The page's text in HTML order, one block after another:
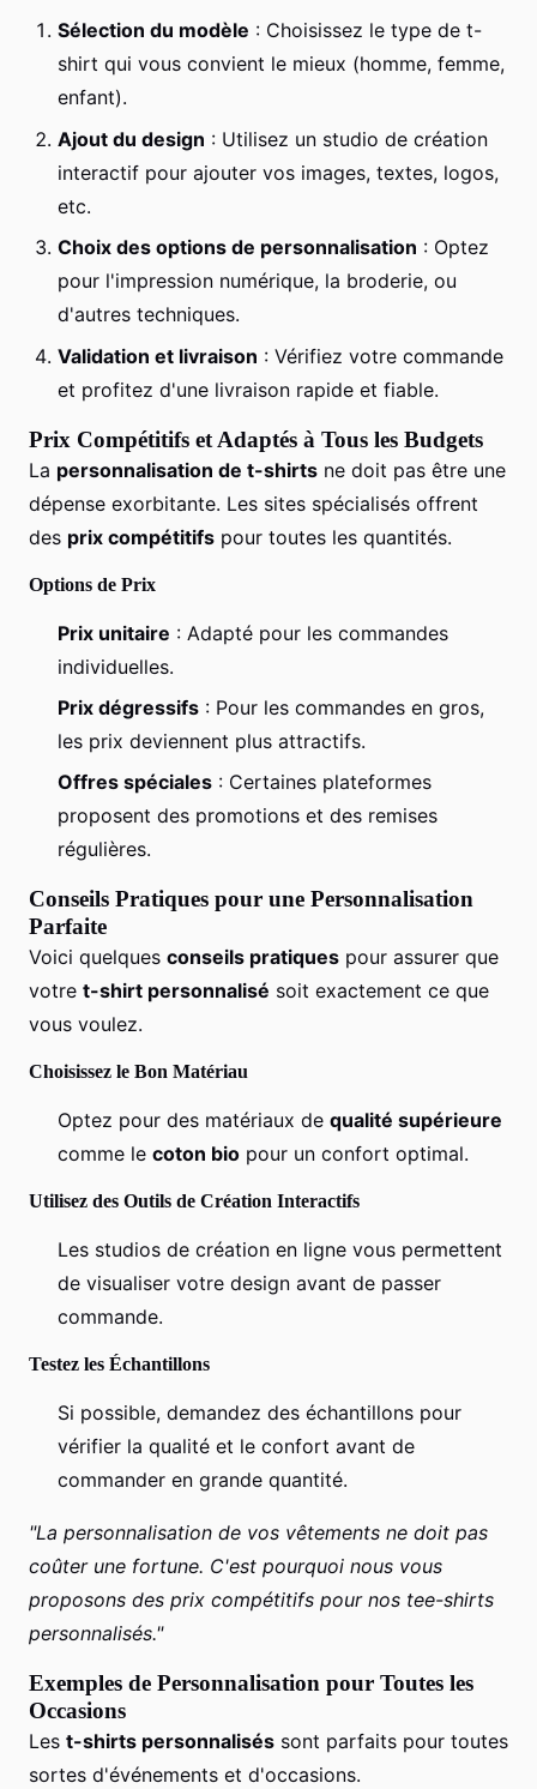
Sélection du modèle : Choisissez le type de t-
shirt qui vous convient le mieux (homme, femme,
enfant).
Ajout du design : Utilisez un studio de création
interactif pour ajouter vos images, textes, logos,
etc.
Choix des options de personnalisation : Optez
pour l'impression numérique, la broderie, ou
d'autres techniques.
Validation et livraison : Vérifiez votre commande
et profitez d'une livraison rapide et fiable.
Prix Compétitifs et Adaptés à Tous les Budgets
La personnalisation de t-shirts ne doit pas être une
dépense exorbitante. Les sites spécialisés offrent
des prix compétitifs pour toutes les quantités.
Options de Prix
Prix unitaire : Adapté pour les commandes
individuelles.
Prix dégressifs : Pour les commandes en gros,
les prix deviennent plus attractifs.
Offres spéciales : Certaines plateformes
proposent des promotions et des remises
régulières.
Conseils Pratiques pour une Personnalisation
Parfaite
Voici quelques conseils pratiques pour assurer que
votre t-shirt personnalisé soit exactement ce que
vous voulez.
Choisissez le Bon Matériau
Optez pour des matériaux de qualité supérieure
comme le coton bio pour un confort optimal.
Utilisez des Outils de Création Interactifs
Les studios de création en ligne vous permettent
de visualiser votre design avant de passer
commande.
Testez les Échantillons
Si possible, demandez des échantillons pour
vérifier la qualité et le confort avant de
commander en grande quantité.
"La personnalisation de vos vêtements ne doit pas
coûter une fortune. C'est pourquoi nous vous
proposons des prix compétitifs pour nos tee-shirts
personnalisés."
Exemples de Personnalisation pour Toutes les
Occasions
Les t-shirts personnalisés sont parfaits pour toutes
sortes d'événements et d'occasions.